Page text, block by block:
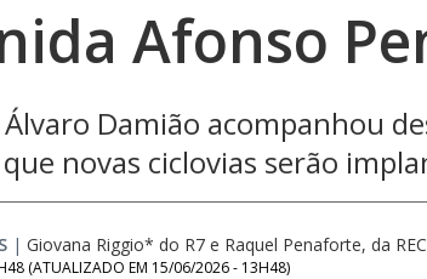
Afonso
Damião acompanhou
novas ciclovias serão
| Giovana Riggio* do R7 e Raquel Penaforte, da
(ATUALIZADO EM 15/06/2026 - 13H48)